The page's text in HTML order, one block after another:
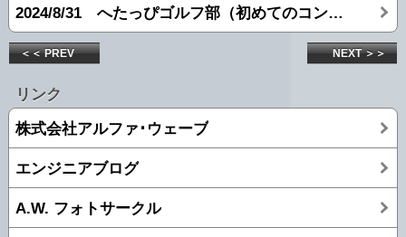
2024/8/31 へたっぴゴルフ部（初めてのコンペ編）
＜＜ PREV NEXT ＞＞
リンク
株式会社アルファ･ウェーブ
エンジニアブログ
A.W. フォトサークル